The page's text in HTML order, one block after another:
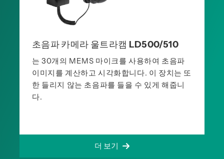
초음파 카메라 울트라캠 LD500/510
는 30개의 MEMS 마이크를 사용하여 초음파
이미지를 계산하고 시각화합니다. 이 장치는 또
한 들리지 않는 초음파를 들을 수 있게 해줍니
다.
더 보기